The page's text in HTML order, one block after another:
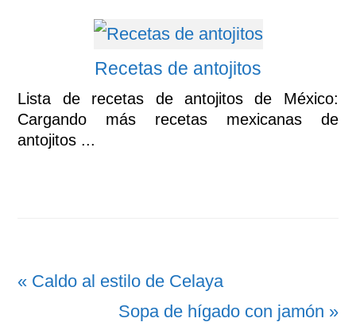
Recetas de antojitos
Lista de recetas de antojitos de México:
Cargando más recetas mexicanas de
antojitos ...
Entrada
« Caldo al estilo de Celaya
Siguiente
Sopa de hígado con jamón »